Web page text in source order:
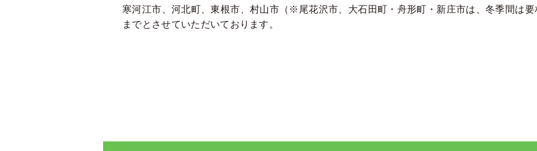
寒河江市、河北町、東根市、村山市（※尾花沢市、大石田町・舟形町・新庄市は、冬季間は
までとさせていただいております。